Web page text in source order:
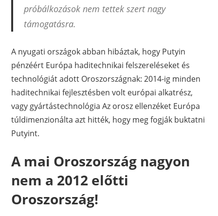
próbálkozások nem tettek szert nagy
támogatásra.
A nyugati országok abban hibáztak, hogy Putyin
pénzéért Európa haditechnikai felszereléseket és
technológiát adott Oroszországnak: 2014-ig minden
haditechnikai fejlesztésben volt európai alkatrész,
vagy gyártástechnológia Az orosz ellenzéket Európa
túldimenzionálta azt hitték, hogy meg fogják buktatni
Putyint.
A mai Oroszország nagyon
nem a 2012 előtti
Oroszország!